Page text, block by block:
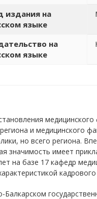
издания на
языке
на
языке
и медицинского
но всего региона.
значимость имеет
на базе 17 кафедр
Балкарском